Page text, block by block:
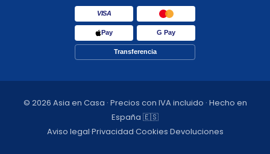
VISA
Pay G Pay
Transferencia
© 2026 Asia en Casa · Precios con IVA incluido · Hecho en
España 🇪🇸
Aviso legal·Privacidad·Cookies·Devoluciones